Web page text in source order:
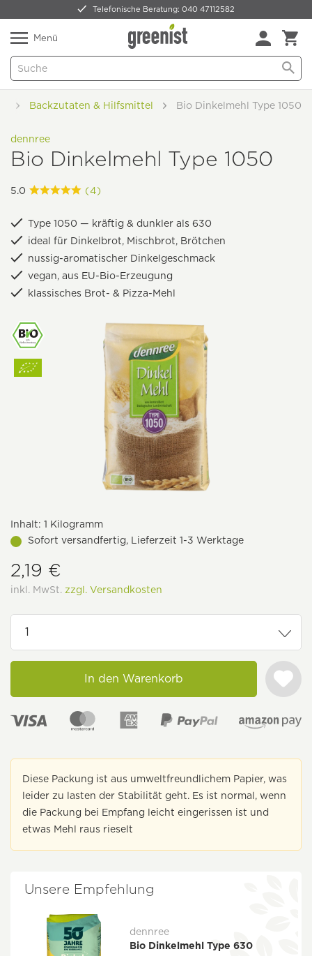
Telefonische Beratung: 040 47112582
Natürlich Pflanzlich Lecker
Menü
Backzutaten & Hilfsmittel Bio Dinkelmehl Type 1050
dennree
Bio Dinkelmehl Type 1050
5.0 (4)
Type 1050 — kräftig & dunkler als 630
ideal für Dinkelbrot, Mischbrot, Brötchen
nussig-aromatischer Dinkelgeschmack
vegan, aus EU-Bio-Erzeugung
klassisches Brot- & Pizza-Mehl
Inhalt: 1 Kilogramm
Sofort versandfertig, Lieferzeit 1-3 Werktage
2,19 €
inkl. MwSt. zzgl. Versandkosten
In den Warenkorb
Diese Packung ist aus umweltfreundlichem Papier, was
leider zu lasten der Stabilität geht. Es ist normal, wenn
die Packung bei Empfang leicht eingerissen ist und
etwas Mehl raus rieselt
Unsere Empfehlung
dennree
Bio Dinkelmehl Type 630